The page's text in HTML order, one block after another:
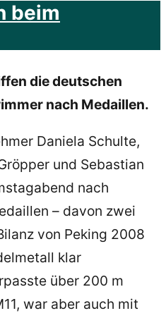
beim
die deutschen
nach Medaillen.
Daniela Schulte,
und Sebastian
nach
– davon zwei
von Peking 2008
klar
über 200 m
war aber auch mit